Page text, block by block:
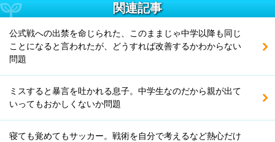
関連記事
公式戦への出禁を命じられた、このままじゃ中学以降も同じ
ことになると言われたが、どうすれば改善するかわからない
問題
ミスすると暴言を吐かれる息子。中学生なのだから親が出て
いってもおかしくないか問題
寝ても覚めてもサッカー。戦術を自分で考えるなど熱心だけ